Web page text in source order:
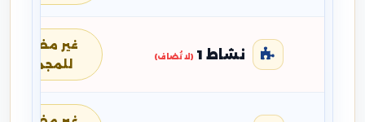
نشاط 1 (لا تُضاف)
غير مضافة
للمجموع